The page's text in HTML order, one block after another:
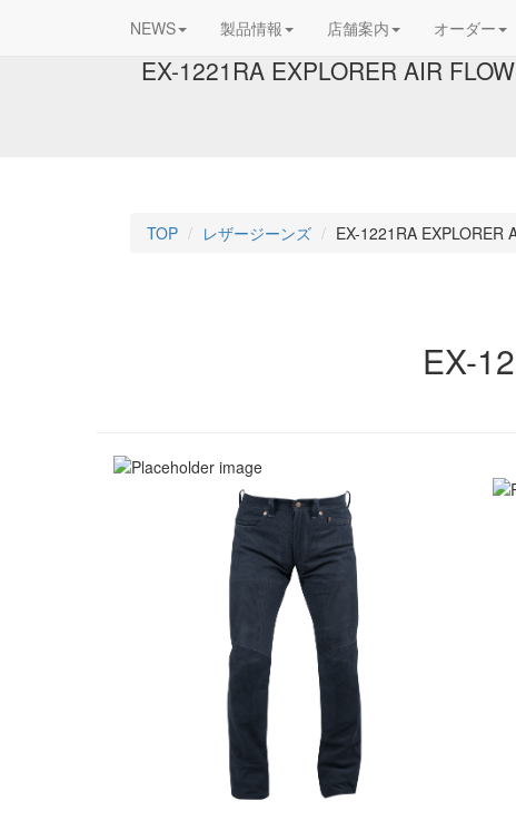
NEWS 製品情報 店舗案内 オーダー
EX-1221RA EXPLORER AIR
TOP レザージーンズ EX-1221RA EXPLORER
EX-